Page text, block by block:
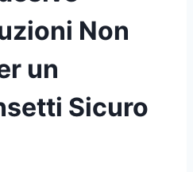
Non
un
Sicuro